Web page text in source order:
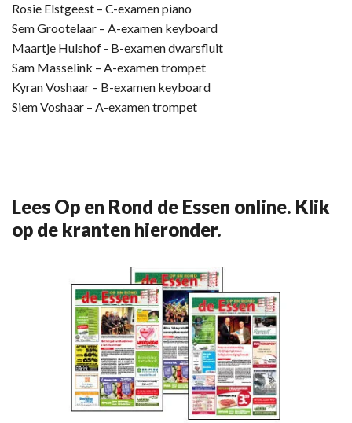
Rosie Elstgeest – C-examen piano
Sem Grootelaar – A-examen keyboard
Maartje Hulshof - B-examen dwarsfluit
Sam Masselink – A-examen trompet
Kyran Voshaar – B-examen keyboard
Siem Voshaar – A-examen trompet
Lees Op en Rond de Essen online. Klik
op de kranten hieronder.